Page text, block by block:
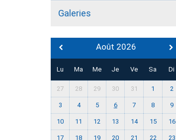
Galeries
Août 2026
Lu Ma Me Je Ve Sa Di
27 28 29 30 31 1 2
3 4 5 6 7 8 9
10 11 12 13 14 15 16
17 18 19 20 21 22 23